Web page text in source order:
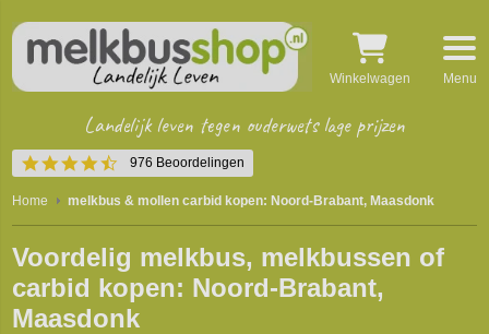
4.5
star
rating
976 Beoordelingen
Landelijk leven tegen ouderwets lage prijzen
Winkelwagen Menu
Home melkbus & mollen carbid kopen: Noord-Brabant, Maasdonk
Voordelig melkbus, melkbussen of
carbid kopen: Noord-Brabant,
Maasdonk